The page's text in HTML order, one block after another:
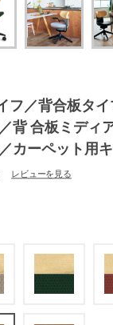
フ／背合板タ
背 合板ミディ
カーペット用
レビューを見る